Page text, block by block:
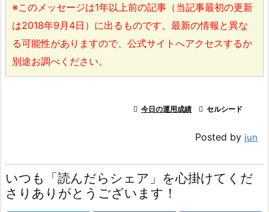
※このメッセージは1年以上前の記事（当記事最初の更新
は2018年9月4日）に出るものです。最新の情報と異な
る可能性がありますので、公式サイトへアクセスするか
別途お調べください。
 今日の運用成績  セルシード
Posted by jun
いつも「読んだらシェア」を心掛けてくだ
さりありがとうございます！